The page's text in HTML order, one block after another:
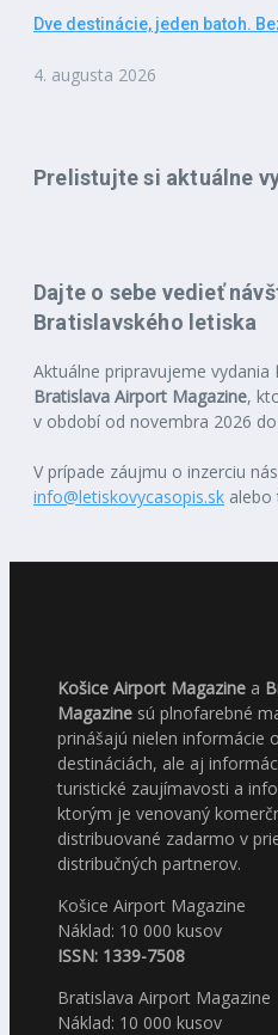
Dve destinácie, jeden batoh.
4. augusta 2026
Prelistujte si aktuálne
Dajte o sebe vedieť
Bratislavského letiska
Aktuálne pripravujeme vydania
Bratislava Airport Magazine,
v období od novembra 2026
V prípade záujmu o inzerciu
info@letiskovycasopis.sk alebo
Košice Airport Magazine a
Magazine sú plnofarebné
prinášajú nielen informácie
destináciách, ale aj
turistické zaujímavosti a
ktorým je venovaný
distribuované zadarmo v
distribučných partnerov.
Košice Airport Magazine
Náklad: 10 000 kusov
ISSN: 1339-7508
Bratislava Airport Magazine
Náklad: 10 000 kusov